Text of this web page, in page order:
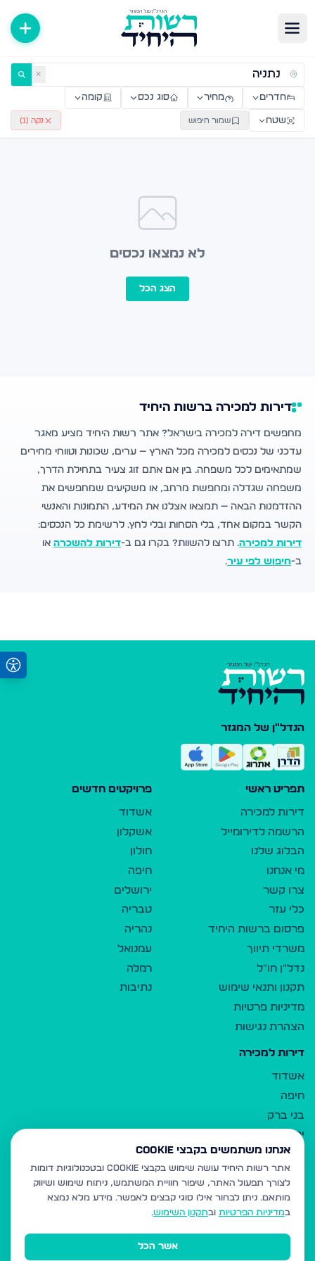
דירות למכירה ולהשכרה — רשות היחיד ✕
חדרים מחיר סוג נכס קומה
שטח שמור חיפוש נקה ( 1
)
לא נמצאו נכסים
הצג הכל
דירות למכירה ברשות היחיד
מחפשים דירה למכירה בישראל? אתר רשות היחיד מציע מאגר
עדכני של נכסים למכירה מכל הארץ — ערים, שכונות וטווחי מחירים
שמתאימים לכל משפחה. בין אם אתם זוג צעיר בתחילת הדרך,
משפחה שגדלה ומחפשת מרחב, או משקיעים שמחפשים את
ההזדמנות הבאה — תמצאו אצלנו את המידע, התמונות והאנשי
הקשר במקום אחד, בלי הסחות ובלי לחץ. לרשימת כל הנכסים:
דירות למכירה. תרצו להשוות? בקרו גם ב-דירות להשכרה או
ב-חיפוש לפי עיר.
הנדל"ן של המגזר
תפריט ראשי
דירות למכירה
הרשמה לדירומייל
הבלוג שלנו
מי אנחנו
צרו קשר
כלי עזר
פרסום ברשות היחיד
משרדי תיווך
נדל"ן חו"ל
תקנון ותנאי שימוש
מדיניות פרטיות
הצהרת נגישות
פרויקטים חדשים
אשדוד
אשקלון
חולון
חיפה
ירושלים
טבריה
נהריה
עמנואל
רמלה
נתיבות
דירות למכירה
אשדוד
חיפה
בני ברק
ירושלים
אלעד
גבעת זאב
בית שמש
רכסים
מודיעין עילית
אנחנו משתמשים בקבצי Cookie
אתר רשות היחיד עושה שימוש בקבצי Cookie ובטכנולוגיות דומות
לצורך תפעול האתר, שיפור חוויית המשתמש, ניתוח שימוש ושיווק
מותאם. ניתן לבחור אילו סוגי קבצים לאפשר. מידע מלא נמצא
במדיניות הפרטיות ובתקנון השימוש.
אשר הכל